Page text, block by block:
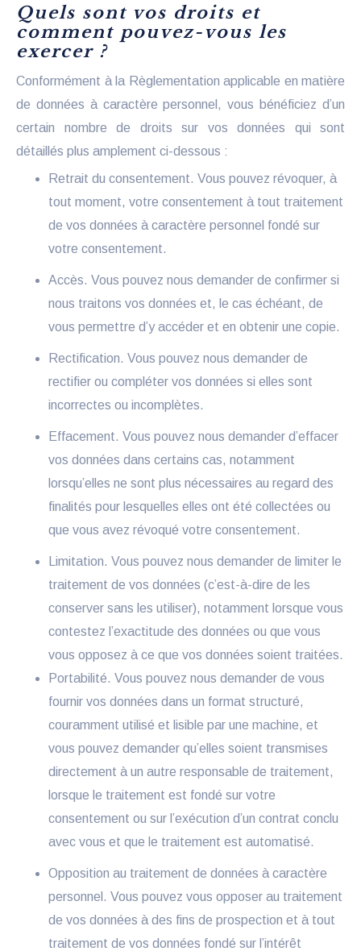
Quels sont vos droits et
comment pouvez-vous les
exercer ?
Conformément à la Règlementation applicable en matière
de données à caractère personnel, vous bénéficiez d’un
certain nombre de droits sur vos données qui sont
détaillés plus amplement ci-dessous :
Retrait du consentement. Vous pouvez révoquer, à
tout moment, votre consentement à tout traitement
de vos données à caractère personnel fondé sur
votre consentement.
Accès. Vous pouvez nous demander de confirmer si
nous traitons vos données et, le cas échéant, de
vous permettre d’y accéder et en obtenir une copie.
Rectification. Vous pouvez nous demander de
rectifier ou compléter vos données si elles sont
incorrectes ou incomplètes.
Effacement. Vous pouvez nous demander d’effacer
vos données dans certains cas, notamment
lorsqu’elles ne sont plus nécessaires au regard des
finalités pour lesquelles elles ont été collectées ou
que vous avez révoqué votre consentement.
Limitation. Vous pouvez nous demander de limiter le
traitement de vos données (c’est-à-dire de les
conserver sans les utiliser), notamment lorsque vous
contestez l’exactitude des données ou que vous
vous opposez à ce que vos données soient traitées.
Portabilité. Vous pouvez nous demander de vous
fournir vos données dans un format structuré,
couramment utilisé et lisible par une machine, et
vous pouvez demander qu’elles soient transmises
directement à un autre responsable de traitement,
lorsque le traitement est fondé sur votre
consentement ou sur l’exécution d’un contrat conclu
avec vous et que le traitement est automatisé.
Opposition au traitement de données à caractère
personnel. Vous pouvez vous opposer au traitement
de vos données à des fins de prospection et à tout
traitement de vos données fondé sur l’intérêt